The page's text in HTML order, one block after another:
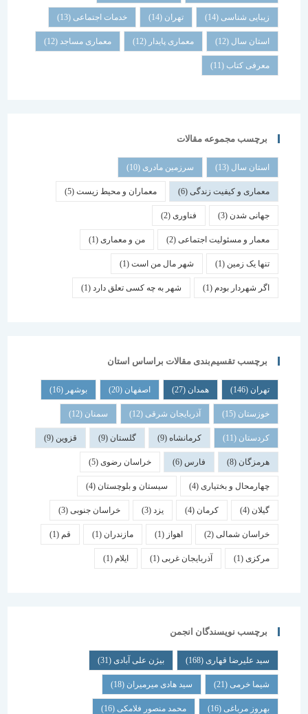
زیبایی شناسی (14) تهران خدمات اجتماعی (13)
استان سال(12) معماری پایدار (12) معماری مساجد(12)
معرفی کتاب(11)
برچسب مجموعه مقالات
استان سال(13) سرزمین مادری(10)
معماری و کیفیت زندگی(6) معماران و محیط زیست(5)
جهانی شدن(3) فناوری (2)
معمار و مسئولیت اجتماعی (2) من و معماری (1)
تنها یک زمین(1) شهر مال من است(1)
اگر شهردار بودم (1) شهر به چه کسی تعلق دارد(1)
برچسب تقسیم‌بندی مقالات براساس استان
همدان اصفهان (20) بوشهر
خوزستان(15) آذربایجان شرقی(12) سمنان (12)
کردستان(11) کرمانشاه(9) گلستان (9) قزوین
هرمزگان(8) فارس خراسان رضوی(5)
چهارمحال و بختیاری (4) سیستان و بلوچستان(4)
کرمان یزد خراسان جنوبی(3)
خراسان شمالی(2) اهواز مازندران(1) قم
(1) آذربایجان غربی(1) ایلام
برچسب نویسندگان انجمن
سید علیرضا قهاری(168) بیژن علی آبادی(31)
شیما خرمی(21) سید هادی میرمیران(18)
بهروز مرباغی (16) محمد منصور فلامکی (16)